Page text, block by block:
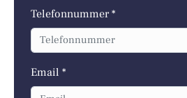
Telefonnummer *
Email *